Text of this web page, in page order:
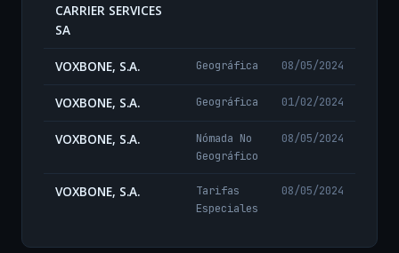
CARRIER SERVICES
SA
VOXBONE, S.A. Geográfica 08/05/2024
VOXBONE, S.A. Geográfica 01/02/2024
VOXBONE, S.A.
Nómada No
Geográfico
08/05/2024
VOXBONE, S.A.
Tarifas
Especiales
08/05/2024